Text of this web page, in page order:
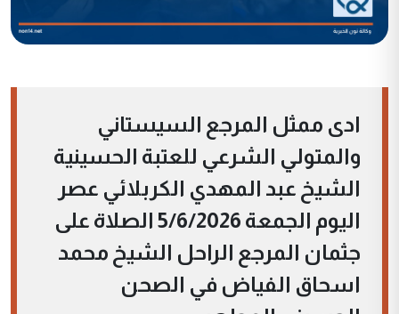
ادى ممثل المرجع السيستاني
والمتولي الشرعي للعتبة الحسينية
الشيخ عبد المهدي الكربلائي عصر
اليوم الجمعة 5/6/2026 الصلاة على
جثمان المرجع الراحل الشيخ محمد
اسحاق الفياض في الصحن